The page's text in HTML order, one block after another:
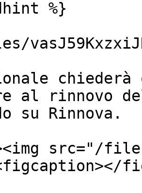
chiederà
al rinnovo
su Rinnova.
src="/files/